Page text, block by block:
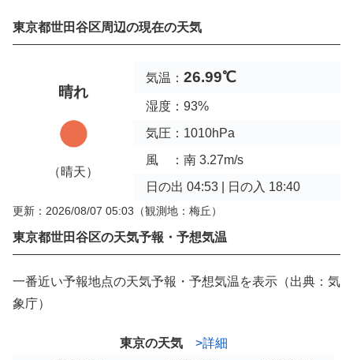
東京都世田谷区周辺の現在の天気
晴れ
（晴天）
気温： 26.99℃
湿度：93%
気圧：1010hPa
風 ：南 3.27m/s
日の出 04:53 | 日の入 18:40
更新：2026/08/07 05:03 （観測地：梅丘）
東京都世田谷区の天気予報・予想気温
一番近い予報地点の天気予報・予想気温を表示（出典：気
象庁）
東京の天気
>詳細